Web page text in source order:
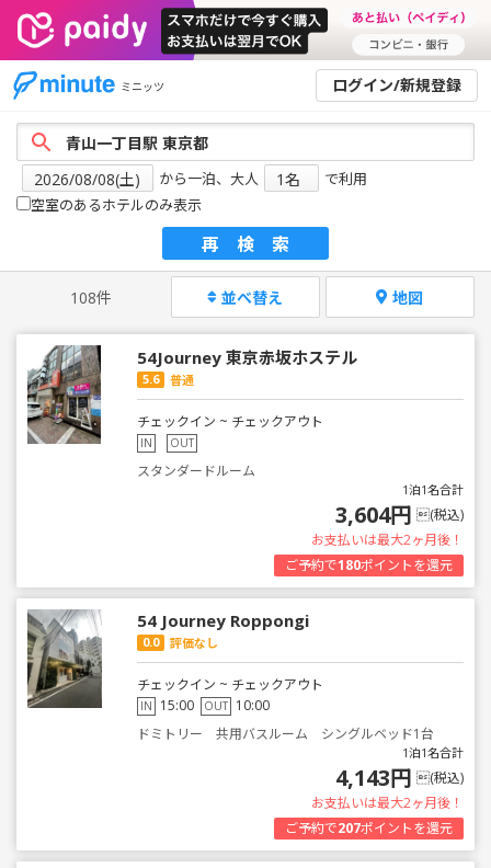
ミニッツ ログイン/新規登録
から一泊、大人
で利用
空室のあるホテルのみ表示
再検索
108件 並べ替え 地図
54Journey 東京赤坂ホステル
5.6 普通
チェックイン ~ チェックアウト
IN OUT
スタンダードルーム
1泊1名合計
3,604円 (税込)
お支払いは最大2ヶ月後！
ご予約で180ポイントを還元
54 Journey Roppongi
0.0 評価なし
チェックイン ~ チェックアウト
IN 15:00 OUT 10:00
ドミトリー 共用バスルーム シングルベッド1台
1泊1名合計
4,143円 (税込)
お支払いは最大2ヶ月後！
ご予約で207ポイントを還元